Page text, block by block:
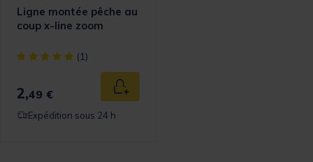
Ligne montée pêche au
coup x-line zoom
[object Object] out of 5 Customer Rating
(1)
2,49 € Ajouter au panier
Expédition sous 24 h